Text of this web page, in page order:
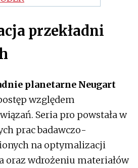
przekładni
planetarne Neugart
względem
Seria pro powstała w
prac badawczo-
na optymalizacji
oraz wdrożeniu materiałów